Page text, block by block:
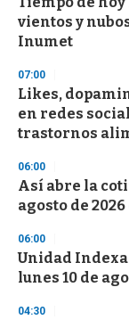
vientos y
Inumet
07:00
Likes,
en redes
trastornos
06:00
Así abre la
agosto de
06:00
Unidad
lunes 10 de
04:30